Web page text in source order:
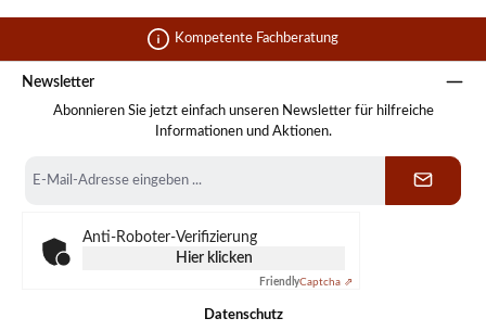
Kompetente Fachberatung
Newsletter
Abonnieren Sie jetzt einfach unseren Newsletter für hilfreiche
Informationen und Aktionen.
Mail-
Anti-Roboter-Verifizierung
Hier klicken
FriendlyCaptcha ⇗
Datenschutz